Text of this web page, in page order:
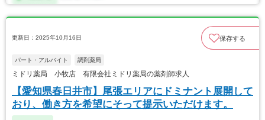
更新日：2025年10月16日 保存する
パート・アルバイト 調剤薬局
ミドリ薬局 小牧店 有限会社ミドリ薬局の薬剤師求人
【愛知県春日井市】尾張エリアにドミナント展開して
おり、働き方を希望にそって提示いただけます。